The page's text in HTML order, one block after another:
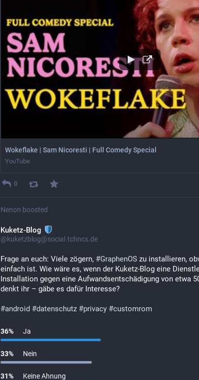
Wokeflake | Sam Nicoresti | Full Comedy Special
YouTube
0
Nenon boosted
Kuketz-Blog
@kuketzblog@social.tchncs.de
Frage an euch: Viele zögern, #GraphenOS zu installieren,
einfach ist. Wie wäre es, wenn der Kuketz-Blog eine
Installation gegen eine Aufwandsentschädigung von etwa
denkt ihr – gäbe es dafür Interesse?
#android #datenschutz #privacy #customrom
36% Ja
33% Nein
31% Keine Ahnung